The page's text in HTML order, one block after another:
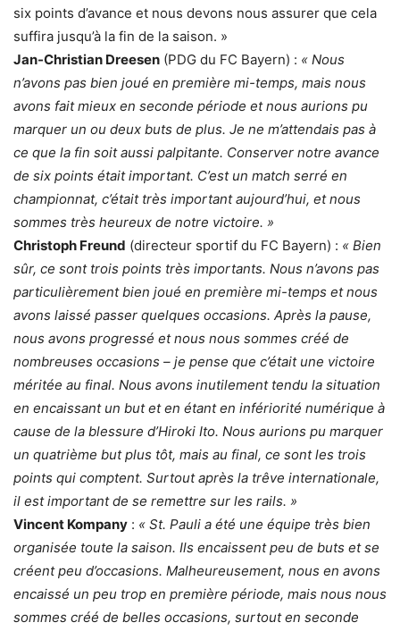
six points d’avance et nous devons nous assurer que cela
suffira jusqu’à la fin de la saison. »
Jan-Christian Dreesen (PDG du FC Bayern) : « Nous
n’avons pas bien joué en première mi-temps, mais nous
avons fait mieux en seconde période et nous aurions pu
marquer un ou deux buts de plus. Je ne m’attendais pas à
ce que la fin soit aussi palpitante. Conserver notre avance
de six points était important. C’est un match serré en
championnat, c’était très important aujourd’hui, et nous
sommes très heureux de notre victoire. »
Christoph Freund (directeur sportif du FC Bayern) : « Bien
sûr, ce sont trois points très importants. Nous n’avons pas
particulièrement bien joué en première mi-temps et nous
avons laissé passer quelques occasions. Après la pause,
nous avons progressé et nous nous sommes créé de
nombreuses occasions – je pense que c’était une victoire
méritée au final. Nous avons inutilement tendu la situation
en encaissant un but et en étant en infériorité numérique à
cause de la blessure d’Hiroki Ito. Nous aurions pu marquer
un quatrième but plus tôt, mais au final, ce sont les trois
points qui comptent. Surtout après la trêve internationale,
il est important de se remettre sur les rails. »
Vincent Kompany : « St. Pauli a été une équipe très bien
organisée toute la saison. Ils encaissent peu de buts et se
créent peu d’occasions. Malheureusement, nous en avons
encaissé un peu trop en première période, mais nous nous
sommes créé de belles occasions, surtout en seconde